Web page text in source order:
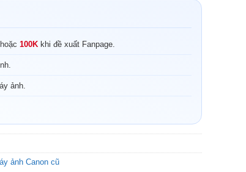
100K khi đề xuất Fanpage.
ảnh.
ảnh Canon cũ